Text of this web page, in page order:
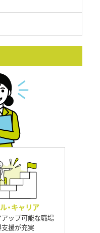
・キャリア
ップ可能な職場
援が充実